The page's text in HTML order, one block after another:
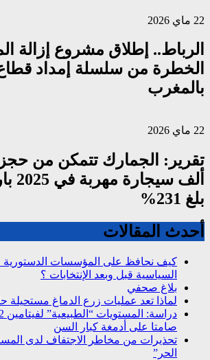
22 ماي 2026
الرباط.. إطلاق مشروع إزالة
الخطرة من سلسلة إمداد قطاع
بالمغرب
22 ماي 2026
ألف
بلغ 231%
أحدث المقالات
كيف نحافظ على المؤسسات الدستورية
السياسية قبل وبعد الإنتخابات ؟
بلاغ صحفي
لماذا تعد عمليات زرع الدماغ مستحيلة
صامتا على أدمغة كبار السن
تحذيرات من مخاطر الاجتفاف لدى
الحر”